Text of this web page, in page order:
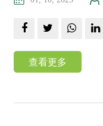
查看更多